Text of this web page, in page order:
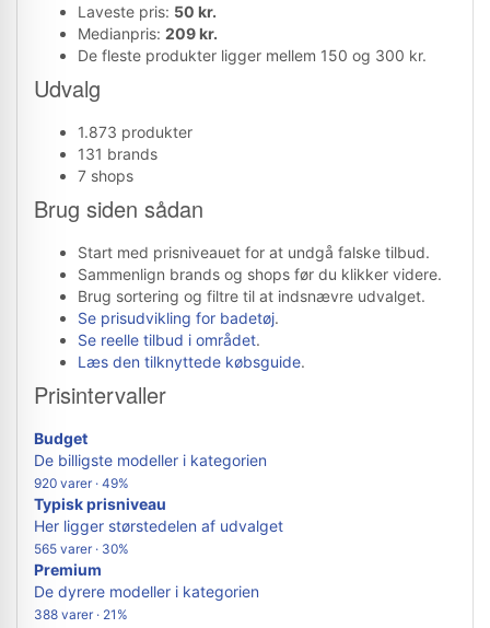
Laveste pris: 50 kr.
Medianpris: 209 kr.
De fleste produkter ligger mellem 150 og 300 kr.
Udvalg
1.873 produkter
131 brands
7 shops
Brug siden sådan
Start med prisniveauet for at undgå falske tilbud.
Sammenlign brands og shops før du klikker videre.
Brug sortering og filtre til at indsnævre udvalget.
Se prisudvikling for badetøj.
Se reelle tilbud i området.
Læs den tilknyttede købsguide.
Prisintervaller
Budget
De billigste modeller i kategorien
920 varer · 49%
Typisk prisniveau
Her ligger størstedelen af udvalget
565 varer · 30%
Premium
De dyrere modeller i kategorien
388 varer · 21%